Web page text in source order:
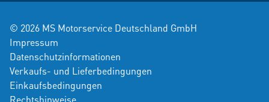
© 2026 MS Motorservice Deutschland GmbH
Impressum
Datenschutzinformationen
Verkaufs- und Lieferbedingungen
Einkaufsbedingungen
Rechtshinweise